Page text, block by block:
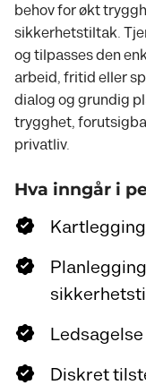
behov for økt
sikkerhetstiltak.
og tilpasses den
arbeid, fritid eller
dialog og grundig
trygghet,
privatliv.
Hva inngår i
Diskret